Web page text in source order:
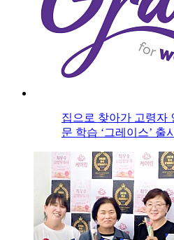
집으로 찾아가 고령자
문 학습 ‘그레이스’ 출시